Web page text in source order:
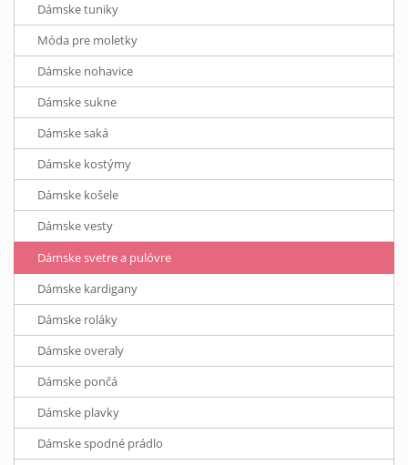
Dámske tuniky
Móda pre moletky
Dámske nohavice
Dámske sukne
Dámske saká
Dámske kostýmy
Dámske košele
Dámske vesty
Dámske svetre a pulóvre
Dámske kardigany
Dámske roláky
Dámske overaly
Dámske pončá
Dámske plavky
Dámske spodné prádlo